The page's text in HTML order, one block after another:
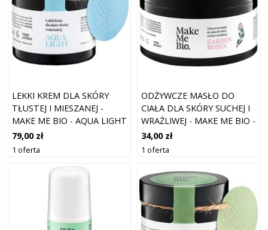
LEKKI KREM DLA SKÓRY
TŁUSTEJ I MIESZANEJ -
MAKE ME BIO - AQUA LIGHT
- 60 ML
79,00 zł
1 oferta
ODŻYWCZE MASŁO DO
CIAŁA DLA SKÓRY SUCHEJ I
WRAŻLIWEJ - MAKE ME BIO -
GARDEN ROSES - 230 ML
34,00 zł
1 oferta